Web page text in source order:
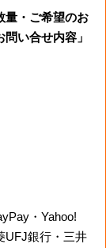
量・ご希望のお
い合せ内容」
・Yahoo!
UFJ銀行・三井